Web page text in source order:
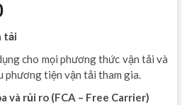
tải
cho mọi phương thức vận tải và
phương tiện vận tải tham gia.
và rủi ro (FCA – Free Carrier)